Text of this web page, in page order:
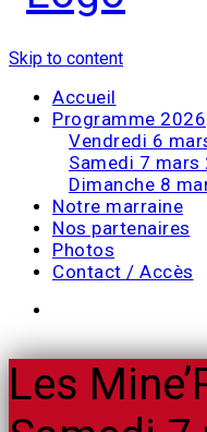
Skip to content
Accueil
Programme 2026
Vendredi 6
Samedi 7 mars
Dimanche 8
Notre marraine
Nos partenaires
Photos
Contact / Accès
Les